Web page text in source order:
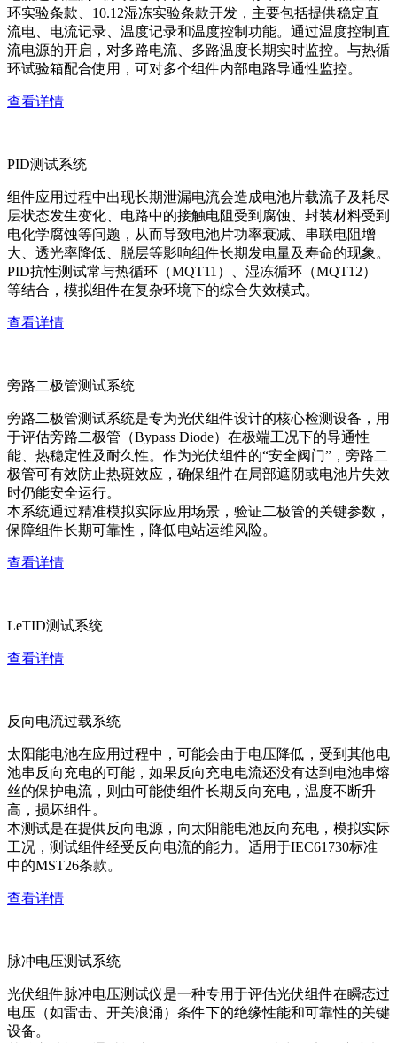
环实验条款、10.12湿冻实验条款开发，主要包括提供稳定直
流电、电流记录、温度记录和温度控制功能。通过温度控制直
流电源的开启，对多路电流、多路温度长期实时监控。与热循
环试验箱配合使用，可对多个组件内部电路导通性监控。
查看详情
PID测试系统
组件应用过程中出现长期泄漏电流会造成电池片载流子及耗尽
层状态发生变化、电路中的接触电阻受到腐蚀、封装材料受到
电化学腐蚀等问题，从而导致电池片功率衰减、串联电阻增
大、透光率降低、脱层等影响组件长期发电量及寿命的现象。
PID抗性测试常与热循环（MQT11）、湿冻循环（MQT12）
等结合，模拟组件在复杂环境下的综合失效模式。
查看详情
旁路二极管测试系统
旁路二极管测试系统是专为光伏组件设计的核心检测设备，用
于评估旁路二极管（Bypass Diode）在极端工况下的导通性
能、热稳定性及耐久性。作为光伏组件的“安全阀门”，旁路二
极管可有效防止热斑效应，确保组件在局部遮阴或电池片失效
时仍能安全运行。
本系统通过精准模拟实际应用场景，验证二极管的关键参数，
保障组件长期可靠性，降低电站运维风险。
查看详情
LeTID测试系统
查看详情
反向电流过载系统
太阳能电池在应用过程中，可能会由于电压降低，受到其他电
池串反向充电的可能，如果反向充电电流还没有达到电池串熔
丝的保护电流，则由可能使组件长期反向充电，温度不断升
高，损坏组件。
本测试是在提供反向电源，向太阳能电池反向充电，模拟实际
工况，测试组件经受反向电流的能力。适用于IEC61730标准
中的MST26条款。
查看详情
脉冲电压测试系统
光伏组件脉冲电压测试仪是一种专用于评估光伏组件在瞬态过
电压（如雷击、开关浪涌）条件下的绝缘性能和可靠性的关键
设备。